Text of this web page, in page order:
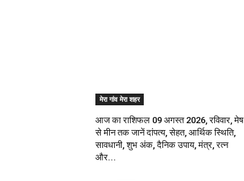
मेरा गांव मेरा शहर
आज का राशिफल 09 अगस्त 2026, रविवार, मेष
से मीन तक जानें दांपत्य, सेहत, आर्थिक स्थिति,
सावधानी, शुभ अंक, दैनिक उपाय, मंत्र, रत्न
और...